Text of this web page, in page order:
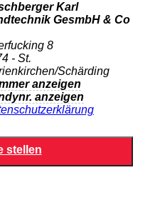
Karl
GesmbH & Co
8
- St.
Schärding
anzeigen
anzeigen